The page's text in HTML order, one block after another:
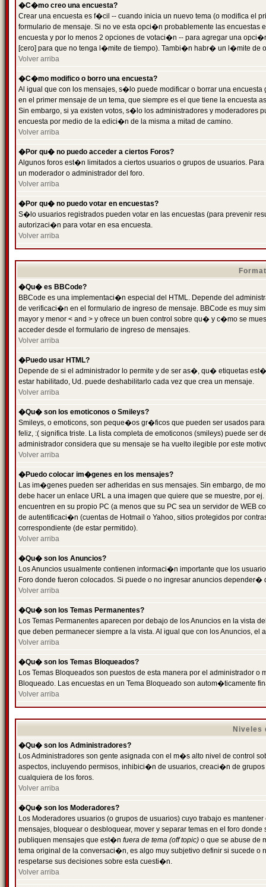
�C�mo creo una encuesta?
Crear una encuesta es f�cil -- cuando inicia un nuevo tema (o modifica el
formulario de mensaje. Si no ve esta opci�n probablemente las
encuesta y por lo menos 2 opciones de votaci�n -- para agregar una
[cero] para que no tenga l�mite de tiempo). Tambi�n habr� un l�mite de
Volver arriba
�C�mo modifico o borro una encuesta?
Al igual que con los mensajes, s�lo puede modificar o borrar una
en el primer mensaje de un tema, que siempre es el que tiene la encuesta
Sin embargo, si ya existen votos, s�lo los administradores y moderadores
encuesta por medio de la edici�n de la misma a mitad de camino.
Volver arriba
�Por qu� no puedo acceder a ciertos Foros?
Algunos foros est�n limitados a ciertos usuarios o grupos de usuarios.
un moderador o administrador del foro.
Volver arriba
�Por qu� no puedo votar en encuestas?
S�lo usuarios registrados pueden votar en las encuestas (para prevenir
autorizaci�n para votar en esa encuesta.
Volver arriba
�Qu� es BBCode?
BBCode es una implementaci�n especial del HTML. Depende del
de verificaci�n en el formulario de ingreso de mensaje. BBCode es muy
mayor y menor < and > y ofrece un buen control sobre qu� y c�mo se
acceder desde el formulario de ingreso de mensajes.
Volver arriba
�Puedo usar HTML?
Depende de si el administrador lo permite y de ser as�, qu� etiquetas
estar habilitado, Ud. puede deshabilitarlo cada vez que crea un mensaje.
Volver arriba
�Qu� son los emoticonos o Smileys?
Smileys, o emoticons, son peque�os gr�ficos que pueden ser usados
feliz, :( significa triste. La lista completa de emoticonos (smileys) puede
administrador considera que su mensaje se ha vuelto ilegible por este
Volver arriba
�Puedo colocar im�genes en los mensajes?
Las im�genes pueden ser adheridas en sus mensajes. Sin embargo, de
debe hacer un enlace URL a una imagen que quiere que se muestre, por
encuentren en su propio PC (a menos que su PC sea un servidor de
de autentificaci�n (cuentas de Hotmail o Yahoo, sitios protegidos por
correspondiente (de estar permitido).
Volver arriba
�Qu� son los Anuncios?
Los Anuncios usualmente contienen informaci�n importante que los
Foro donde fueron colocados. Si puede o no ingresar anuncios
Volver arriba
�Qu� son los Temas Permanentes?
Los Temas Permanentes aparecen por debajo de los Anuncios en la
que deben permanecer siempre a la vista. Al igual que con los Anuncios,
Volver arriba
�Qu� son los Temas Bloqueados?
Los Temas Bloqueados son puestos de esta manera por el administrador
Bloqueado. Las encuestas en un Tema Bloqueado son autom�ticamente
Volver arriba
Niveles
�Qu� son los Administradores?
Los Administradores son gente asignada con el m�s alto nivel de control
aspectos, incluyendo permisos, inhibici�n de usuarios, creaci�n de
cualquiera de los foros.
Volver arriba
�Qu� son los Moderadores?
Los Moderadores usuarios (o grupos de usuarios) cuyo trabajo es
mensajes, bloquear o desbloquear, mover y separar temas en el foro
publiquen mensajes que est�n fuera de tema (off topic) o que se abuse de
tema original de la conversaci�n, es algo muy subjetivo definir si sucede
respetarse sus decisiones sobre esta cuesti�n.
Volver arriba